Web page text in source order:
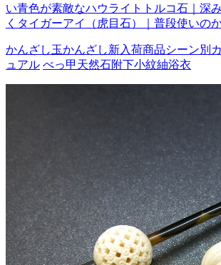
い青色が素敵なハウライトトルコ石｜深
くタイガーアイ（虎目石）｜普段使いのか
かんざし玉かんざし新入荷商品シーン別
ュアル べっ甲 天然石附下小紋紬浴衣